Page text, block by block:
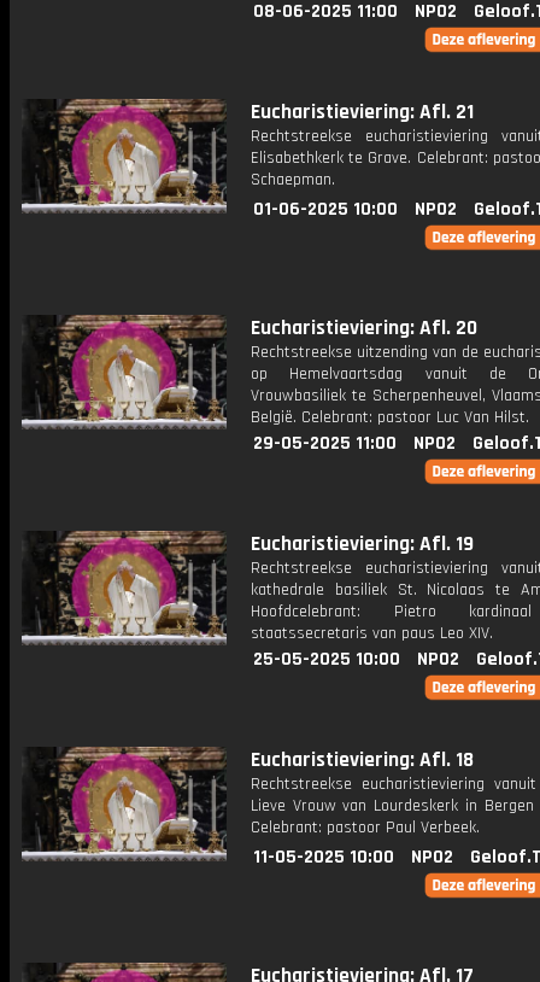
08-06-2025 11:00 NPO2
Eucharistieviering: Afl. 21
Rechtstreekse eucharistieviering
Elisabethkerk te Grave. Celebrant:
Schaepman.
01-06-2025 10:00 NPO2
Eucharistieviering: Afl. 20
Rechtstreekse uitzending van de
op Hemelvaartsdag vanuit de
Vrouwbasiliek te Scherpenheuvel,
België. Celebrant: pastoor Luc Van Hilst.
29-05-2025 11:00 NPO2
Eucharistieviering: Afl. 19
Rechtstreekse eucharistieviering
kathedrale basiliek St. Nicolaas te
Hoofdcelebrant: Pietro
staatssecretaris van paus Leo XIV.
25-05-2025 10:00 NPO2
Eucharistieviering: Afl. 18
Rechtstreekse eucharistieviering
Lieve Vrouw van Lourdeskerk in Bergen
Celebrant: pastoor Paul Verbeek.
11-05-2025 10:00 NPO2
Eucharistieviering: Afl. 17